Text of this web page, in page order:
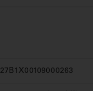
27B1X00109000263